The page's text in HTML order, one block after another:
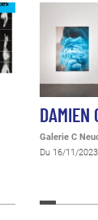
DAMIEN
Galerie C
Du 16/11/